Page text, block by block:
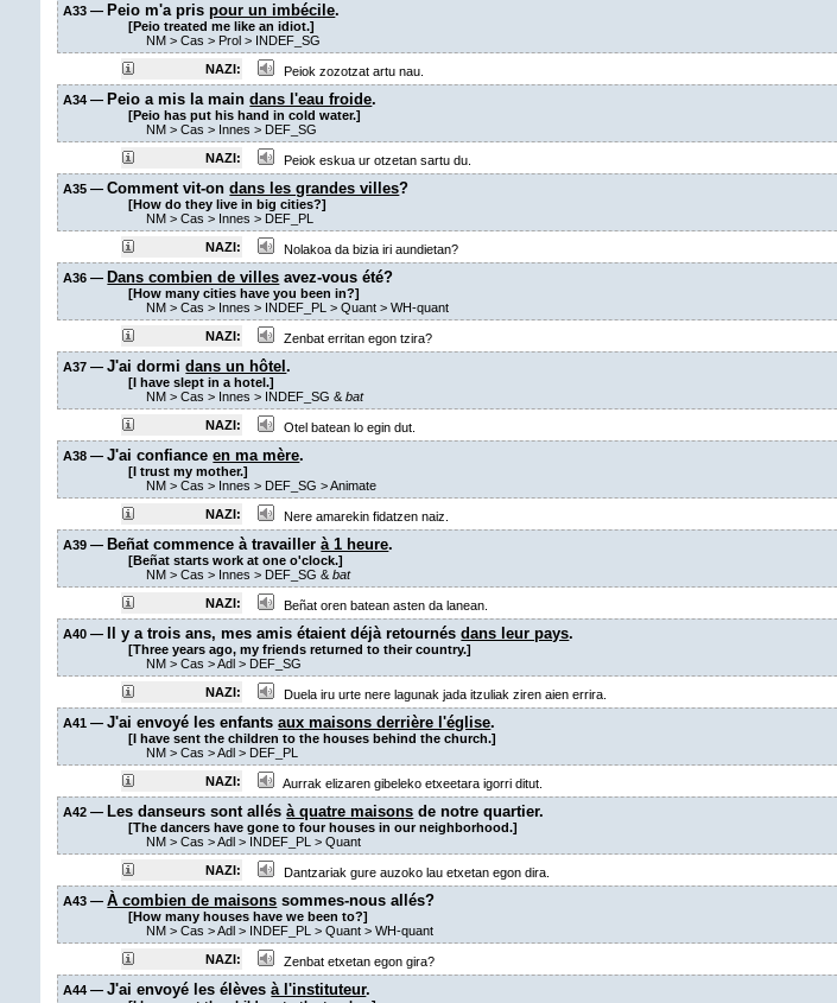
A33 — Peio m'a prispour un imbécile.
[Peio treated me like an idiot.]
NM >Cas > Prol > INDEF_SG
NAZI:
Peiok zozotzat artu nau.
A34 — Peio a mis la maindans l'eau froide.
[Peio has put his hand in cold water.]
NM >Cas > Innes > DEF_SG
NAZI:
Peiok eskua ur otzetan sartu du.
A35 —Comment vit-ondans les grandes villes?
[How do they live in big cities?]
NM >Cas > Innes > DEF_PL
NAZI:
Nolakoa da bizia iri aundietan?
A36 — Dans combien de villes avez-vous été?
[How many cities have you been in?]
NM >Cas > Innes > INDEF_PL >Quant > WH-quant
NAZI:
Zenbat erritan egon tzira?
A37 —J'ai dormidans un hôtel.
[I have slept in a hotel.]
NM >Cas > Innes > INDEF_SG &bat
NAZI:
Otel batean lo egin dut.
A38 —J'ai confianceen ma mère.
[I trust my mother.]
NM >Cas > Innes > DEF_SG > Animate
NAZI:
Nere amarekin fidatzen naiz.
A39 — Beñat commence à travaillerà 1 heure.
[Beñat starts work at one o'clock.]
NM >Cas > Innes > DEF_SG &bat
NAZI:
Beñat oren batean asten da lanean.
A40 —
Il y a trois ans, mes amis étaient déjà retournésdans leur pays.
[Three years ago, my friends returned to their country.]
NM >Cas >Adl > DEF_SG
NAZI:
Duela iru urte nere lagunak jada itzuliak ziren aien errira.
A41 —J'ai envoyé les enfantsaux maisons derrière l'église.
[I have sent the children to the houses behind the church.]
NM >Cas >Adl > DEF_PL
NAZI:
Aurrak elizaren gibeleko etxeetara igorri ditut.
A42 — Les danseurs sont allésà quatre maisons de notre quartier.
[The dancers have gone to four houses in our neighborhood.]
NM >Cas >Adl > INDEF_PL >Quant
NAZI:
Dantzariak gure auzoko lau etxetan egon dira.
A43 —À combien de maisons sommes-nous allés?
[How many houses have we been to?]
NM >Cas >Adl > INDEF_PL >Quant > WH-quant
NAZI:
Zenbat etxetan egon gira?
A44 —J'ai envoyé les élèvesà l'instituteur.